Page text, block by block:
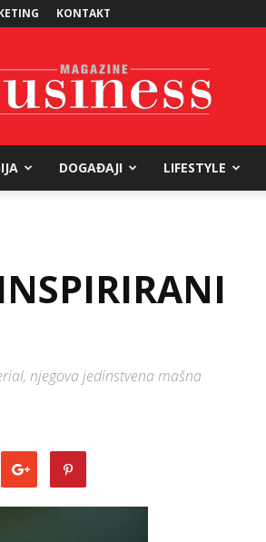
KONTAKT
Magazine
DOGAĐAJI LIFESTYLE
njegova jedinstvena mašna